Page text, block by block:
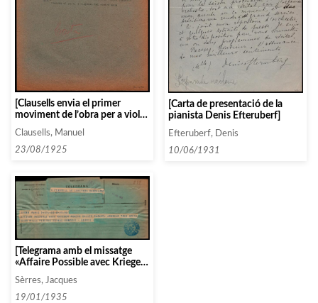
[Clausells envia el primer
moviment de l’obra per a violí
Clausells, Manuel
23/08/1925
[Carta de presentació de la
pianista Denis Efteruberf]
Efteruberf, Denis
10/06/1931
[Telegrama amb el missatge
«Affaire Possible avec Krieger
Ponzio gilles cabanel arnould
tous opera Cinq Mille pesetas
voyage compris – Serres»]
Sèrres, Jacques
19/01/1935